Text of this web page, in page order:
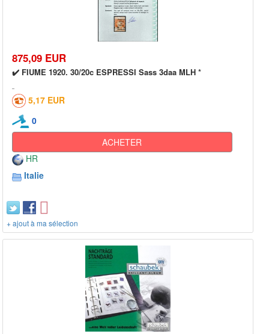
875,09 EUR
✔️ FIUME 1920. 30/20c ESPRESSI Sass 3daa MLH *
5,17 EUR
0
ACHETER
HR
Italie
+ ajout à ma sélection